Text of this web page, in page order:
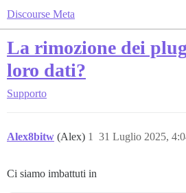
Discourse Meta
La rimozione dei
loro dati?
Supporto
Alex8bitw (Alex) 31 Luglio 2025,
1
Ci siamo imbattuti in